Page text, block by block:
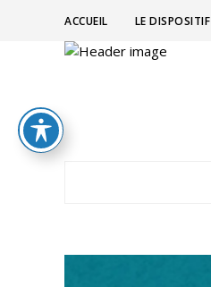
ACCUEIL LE DISPOSITIF